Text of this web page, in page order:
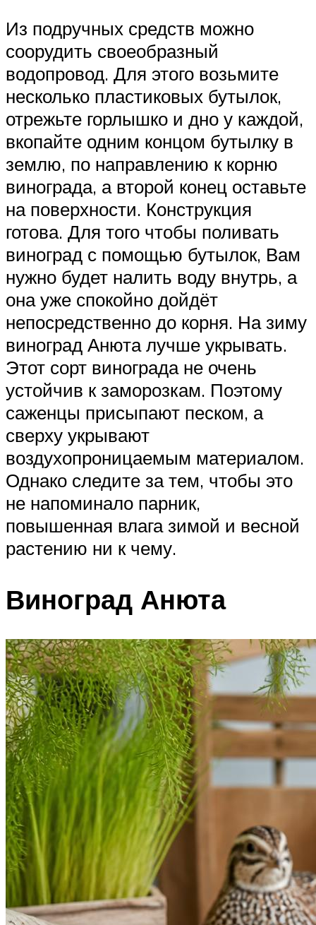
Из подручных средств можно
соорудить своеобразный
водопровод. Для этого возьмите
несколько пластиковых бутылок,
отрежьте горлышко и дно у каждой,
вкопайте одним концом бутылку в
землю, по направлению к корню
винограда, а второй конец оставьте
на поверхности. Конструкция
готова. Для того чтобы поливать
виноград с помощью бутылок, Вам
нужно будет налить воду внутрь, а
она уже спокойно дойдёт
непосредственно до корня. На зиму
виноград Анюта лучше укрывать.
Этот сорт винограда не очень
устойчив к заморозкам. Поэтому
саженцы присыпают песком, а
сверху укрывают
воздухопроницаемым материалом.
Однако следите за тем, чтобы это
не напоминало парник,
повышенная влага зимой и весной
растению ни к чему.
Виноград Анюта